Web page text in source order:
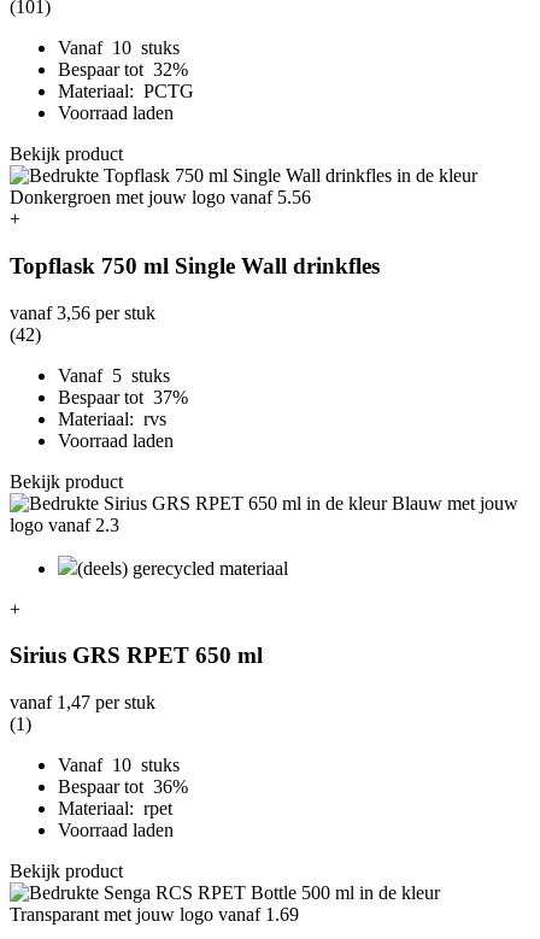
(101)
Vanaf 10 stuks
Bespaar tot 32%
Materiaal: PCTG
Voorraad laden
Bekijk product
+
Topflask 750 ml Single Wall drinkfles
vanaf3,56 per stuk
(42)
Vanaf 5 stuks
Bespaar tot 37%
Materiaal: rvs
Voorraad laden
Bekijk product
(deels) gerecycled materiaal
+
Sirius GRS RPET 650 ml
vanaf 1,47 per stuk
(1)
Vanaf 10 stuks
Bespaar tot 36%
Materiaal: rpet
Voorraad laden
Bekijk product